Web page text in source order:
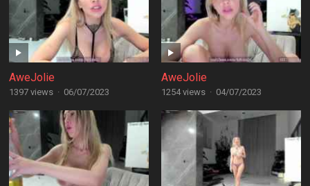
AweJolie
1397 views · 06/07/2023
AweJolie
1254 views · 04/07/2023